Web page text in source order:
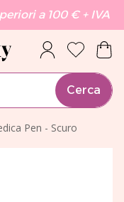
a 100 € + IVA
Cerca
Pen - Scuro